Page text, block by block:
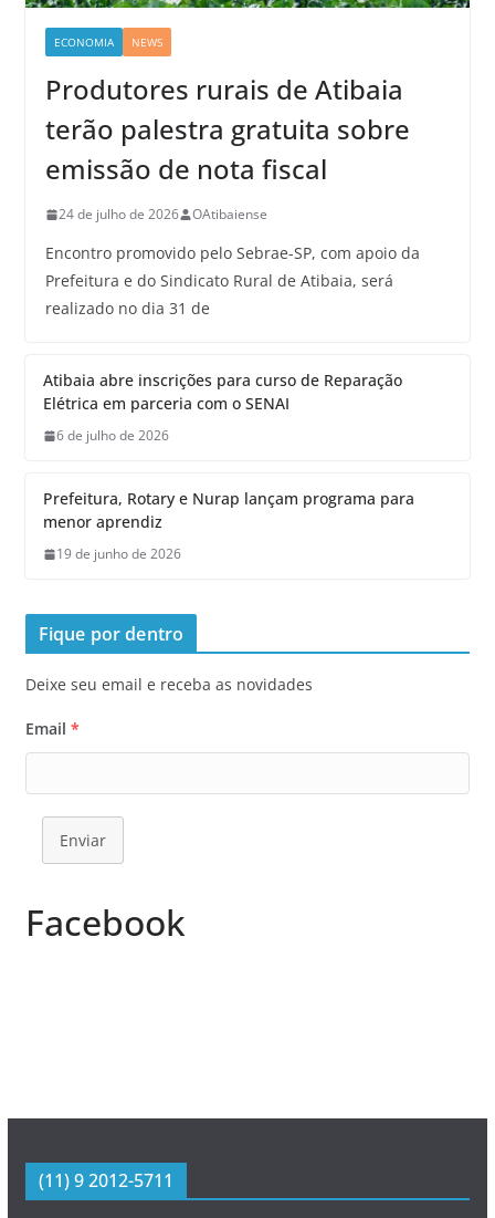
ECONOMIA NEWS
Produtores rurais de Atibaia
terão palestra gratuita sobre
emissão de nota fiscal
24 de julho de 2026 OAtibaiense
Encontro promovido pelo Sebrae-SP, com apoio da
Prefeitura e do Sindicato Rural de Atibaia, será
realizado no dia 31 de
Atibaia abre inscrições para curso de Reparação
Elétrica em parceria com o SENAI
6 de julho de 2026
Prefeitura, Rotary e Nurap lançam programa para
menor aprendiz
19 de junho de 2026
Fique por dentro
Deixe seu email e receba as novidades
Email *
Enviar
Facebook
(11) 9 2012-5711